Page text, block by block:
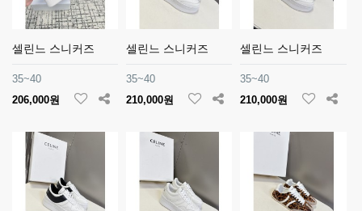
셀린느 스니커즈
35~40
206,000원
셀린느 스니커즈
35~40
210,000원
셀린느 스니커즈
35~40
210,000원